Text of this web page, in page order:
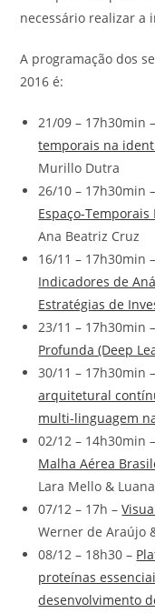
necessário realizar a
A programação dos
2016 é:
21/09 – 17h30min –
temporais na
Murillo Dutra
26/10 – 17h30min –
Espaço-
Ana Beatriz Cruz
16/11 – 17h30min
Indicadores de
Estratégias de
23/11 – 17h30min –
Profunda (Deep
30/11 – 17h30min –
arquitetural
multi-linguagem
02/12 – 14h30min
Malha Aérea
Lara Mello &
07/12 – 17h –
Werner de Araújo
08/12 – 18h30 –
proteínas
desenvolvimento